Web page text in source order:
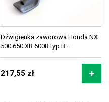
Dźwigienka zaworowa Honda NX
500 650 XR 600R typ B...
217,55 zł